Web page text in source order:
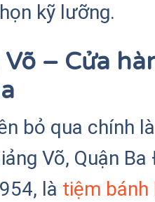
kỹ lưỡng.
– Cửa
bỏ qua chính là
Võ, Quận
là tiệm bánh